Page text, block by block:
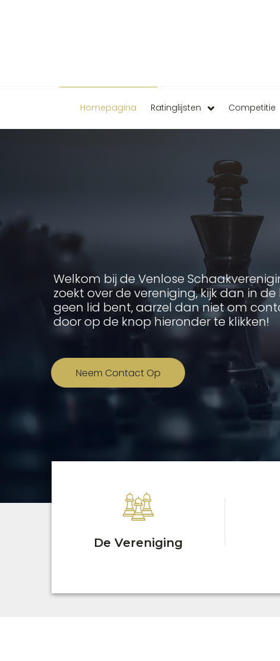
Homepagina Ratinglijsten Competitie
Welkom bij de Venlose
zoekt over de vereniging, kijk dan in
geen lid bent, aarzel dan niet om
door op de knop hieronder te klikken!
Neem Contact Op
De Vereniging